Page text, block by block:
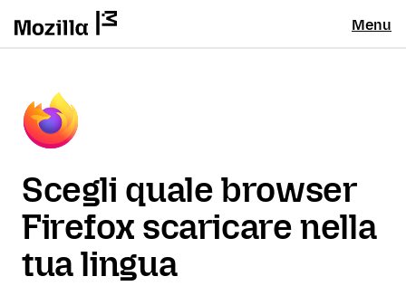
Menu
Scegli quale browser
Firefox scaricare nella
tua lingua